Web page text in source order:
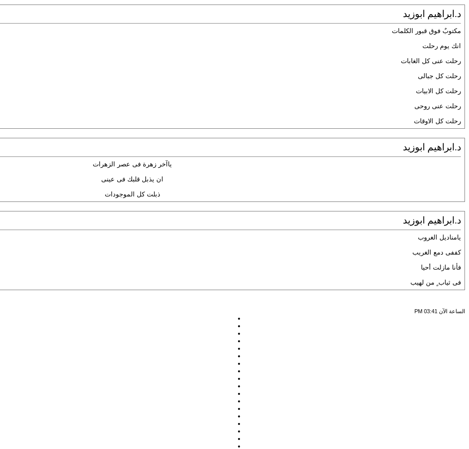
د.ابراهيم ابوزيد
مكتوبٌ فوق قبور الكلمات
انك يوم رحلت
رحلت عنى كل الغابات
رحلت كل جبالى
رحلت كل الابيات
رحلت عنى روحى
رحلت كل الاوقات
د.ابراهيم ابوزيد
ياآخر زهرة فى عصر الزهرات
ان يذبل قلبك فى عينى
ذبلت كل الموجودات
د.ابراهيم ابوزيد
يامناديل الغروب
كففى دمع الغريب
فأنا مازلت أحيا
فى ثياب ٍ من لهيب
الساعة الآن 03:41 PM